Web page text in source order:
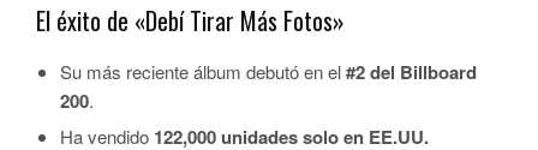
El éxito de «Debí Tirar Más Fotos»
Su más reciente álbum debutó en el#2 del Billboard
200.
Ha vendido 122,000 unidades solo en EE.UU.